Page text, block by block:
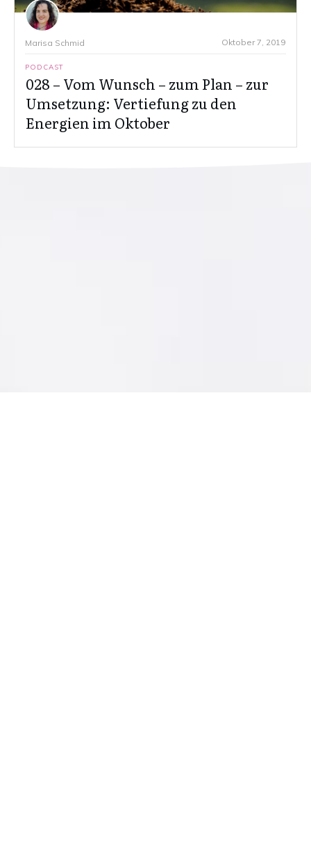
Marisa Schmid Oktober 7, 2019
PODCAST
028 – Vom Wunsch – zum Plan – zur
Umsetzung: Vertiefung zu den
Energien im Oktober